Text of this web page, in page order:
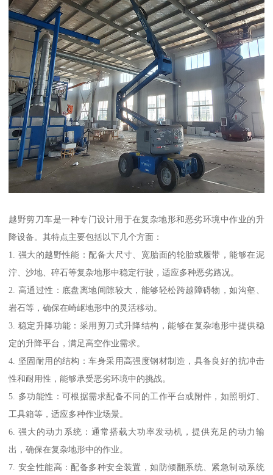
越野剪刀车是一种专门设计用于在复杂地形和恶劣环境中作业的升
降设备。其特点主要包括以下几个方面：
1. 强大的越野性能：配备大尺寸、宽胎面的轮胎或履带，能够在泥
泞、沙地、碎石等复杂地形中稳定行驶，适应多种恶劣路况。
2. 高通过性：底盘离地间隙较大，能够轻松跨越障碍物，如沟壑、
岩石等，确保在崎岖地形中的灵活移动。
3. 稳定升降功能：采用剪刀式升降结构，能够在复杂地形中提供稳
定的升降平台，满足高空作业需求。
4. 坚固耐用的结构：车身采用高强度钢材制造，具备良好的抗冲击
性和耐用性，能够承受恶劣环境中的挑战。
5. 多功能性：可根据需求配备不同的工作平台或附件，如照明灯、
工具箱等，适应多种作业场景。
6. 强大的动力系统：通常搭载大功率发动机，提供充足的动力输
出，确保在复杂地形中的作业。
7. 安全性能高：配备多种安全装置，如防倾翻系统、紧急制动系统